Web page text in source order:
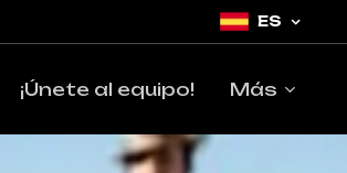
ES
¡Únete al equipo! Más